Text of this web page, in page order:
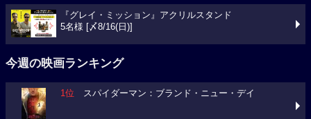
『グレイ・ミッション』アクリルスタンド
5名様 [〆8/16(日)]
今週の映画ランキング
1位 スパイダーマン：ブランド・ニュー・デイ